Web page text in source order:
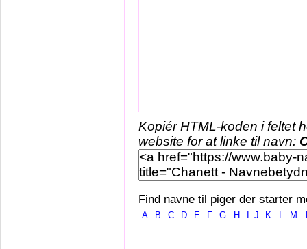
Kopiér HTML-koden i feltet
website for at linke til navn:
Find navne til piger der starter
A B C D E F G H J K L M